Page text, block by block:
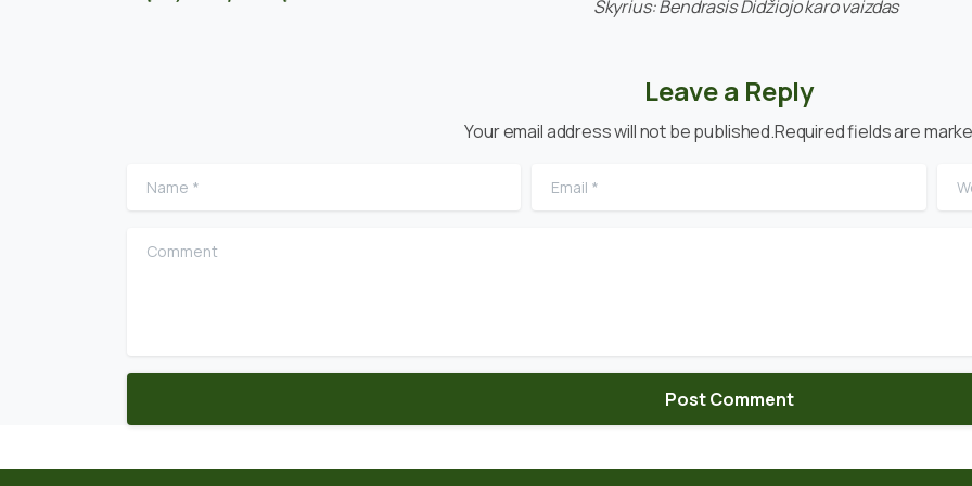
Skyrius: Bendrasis Didžiojo karo vaizdas
Leave a Reply
Your email address will not be published.Required fields are
Name
Email
Comment